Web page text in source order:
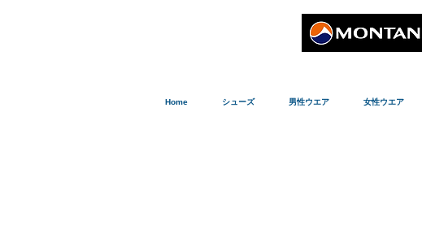
Home シューズ 男性ウエア 女性ウエア